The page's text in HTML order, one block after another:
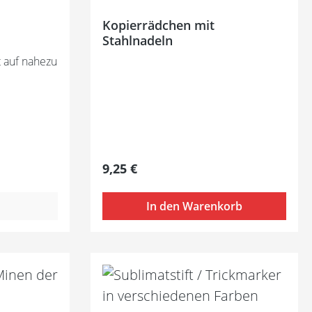
nahezu
Kopierrädchen mit
Stahlnadeln
Regulärer Preis:
9,25 €
In den Warenkorb